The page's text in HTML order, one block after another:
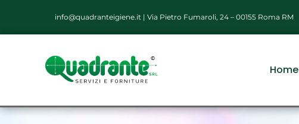
info@quadranteigiene.it | Via Pietro Fumaroli, 24 – 00155 Roma RM
Home